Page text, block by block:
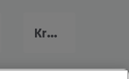
Kroatien Urlaub